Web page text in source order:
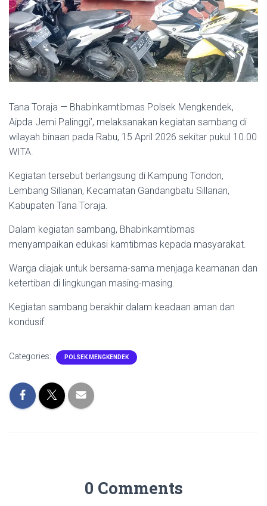
Tana Toraja — Bhabinkamtibmas Polsek Mengkendek,
Aipda Jemi Palinggi’, melaksanakan kegiatan sambang di
wilayah binaan pada Rabu, 15 April 2026 sekitar pukul 10.00
WITA.
Kegiatan tersebut berlangsung di Kampung Tondon,
Lembang Sillanan, Kecamatan Gandangbatu Sillanan,
Kabupaten Tana Toraja.
Dalam kegiatan sambang, Bhabinkamtibmas
menyampaikan edukasi kamtibmas kepada masyarakat.
Warga diajak untuk bersama-sama menjaga keamanan dan
ketertiban di lingkungan masing-masing.
Kegiatan sambang berakhir dalam keadaan aman dan
kondusif.
Categories: POLSEK MENGKENDEK
0 Comments